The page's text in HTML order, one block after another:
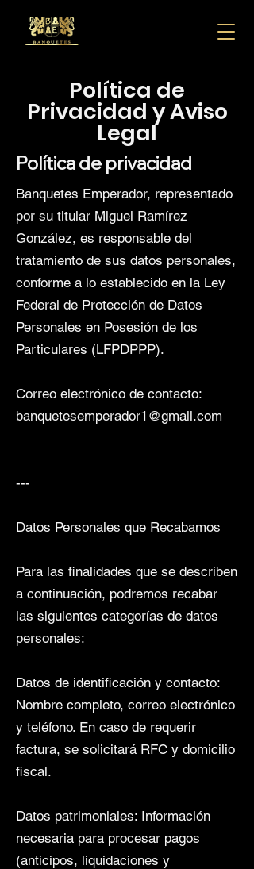
Política de
Privacidad y Aviso
Legal
Política de privacidad
Banquetes Emperador, representado
por su titular Miguel Ramírez
González, es responsable del
tratamiento de sus datos personales,
conforme a lo establecido en la Ley
Federal de Protección de Datos
Personales en Posesión de los
Particulares (LFPDPPP).
Correo electrónico de contacto:
banquetesemperador1@gmail.com
---
Datos Personales que Recabamos
Para las finalidades que se describen
a continuación, podremos recabar
las siguientes categorías de datos
personales:
Datos de identificación y contacto:
Nombre completo, correo electrónico
y teléfono. En caso de requerir
factura, se solicitará RFC y domicilio
fiscal.
Datos patrimoniales: Información
necesaria para procesar pagos
(anticipos, liquidaciones y